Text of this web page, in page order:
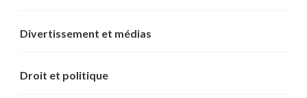
Divertissement et médias
Droit et politique